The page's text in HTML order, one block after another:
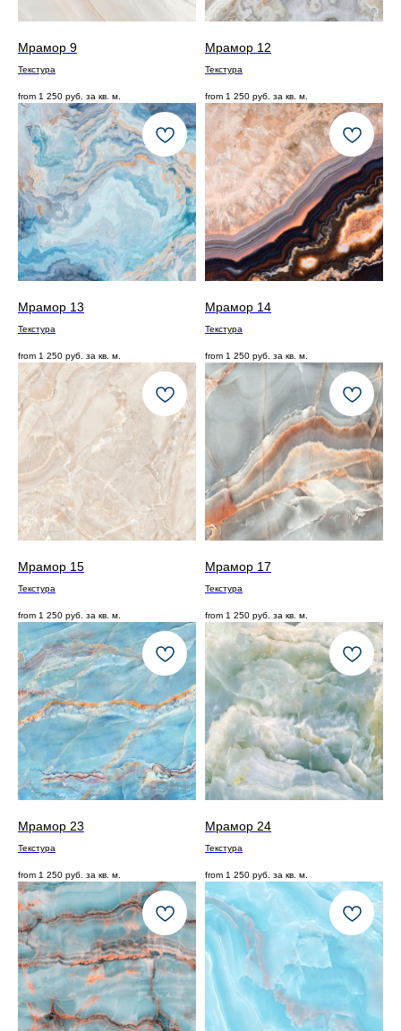
Мрамор 9
Текстура
from 1 250 руб. за кв. м.
Мрамор 12
Текстура
from 1 250 руб. за кв. м.
Мрамор 13
Текстура
from 1 250 руб. за кв. м.
Мрамор 14
Текстура
from 1 250 руб. за кв. м.
Мрамор 15
Текстура
from 1 250 руб. за кв. м.
Мрамор 17
Текстура
from 1 250 руб. за кв. м.
Мрамор 23
Текстура
from 1 250 руб. за кв. м.
Мрамор 24
Текстура
from 1 250 руб. за кв. м.